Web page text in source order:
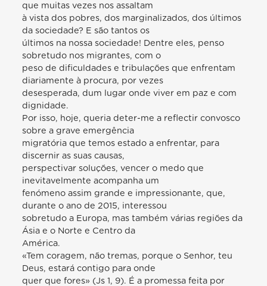
que muitas vezes nos assaltam
à vista dos pobres, dos marginalizados, dos últimos
da sociedade? E são tantos os
últimos na nossa sociedade! Dentre eles, penso
sobretudo nos migrantes, com o
peso de dificuldades e tribulações que enfrentam
diariamente à procura, por vezes
desesperada, dum lugar onde viver em paz e com
dignidade.
Por isso, hoje, queria deter-me a reflectir convosco
sobre a grave emergência
migratória que temos estado a enfrentar, para
discernir as suas causas,
perspectivar soluções, vencer o medo que
inevitavelmente acompanha um
fenómeno assim grande e impressionante, que,
durante o ano de 2015, interessou
sobretudo a Europa, mas também várias regiões da
Ásia e o Norte e Centro da
América.
«Tem coragem, não tremas, porque o Senhor, teu
Deus, estará contigo para onde
quer que fores» (Js 1, 9). É a promessa feita por